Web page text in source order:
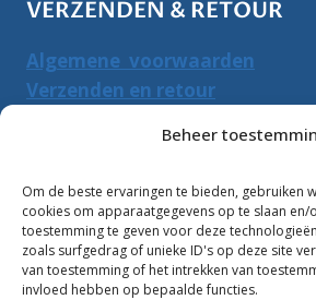
Beheer
Om de beste ervaringen te bieden, gebruiken
cookies om apparaatgegevens op te slaan
toestemming te geven voor deze
zoals surfgedrag of unieke ID's op deze site
van toestemming of het intrekken van
invloed hebben op bepaalde functies.
VERZENDEN & RETOUR
Algemene voorwaarden
Verzenden en retour
PRODUCTEN ZOEKEN
Zoeken
naar: